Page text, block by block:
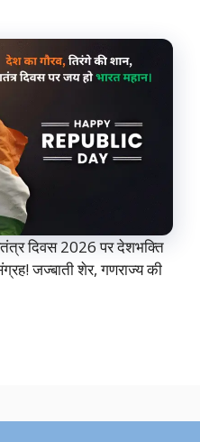
दिवस 2026 पर देशभक्ति
जज्बाती शेर, गणराज्य की